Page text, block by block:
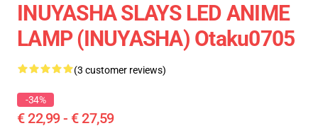
INUYASHA SLAYS LED ANIME
LAMP (INUYASHA) Otaku0705
(3 customer reviews)
-34%
€ 22,99 - € 27,59